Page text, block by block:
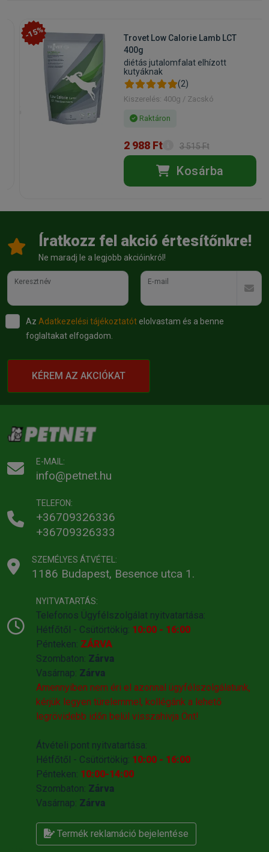
-15%
Trovet Low Calorie Lamb LCT
400g
diétás jutalomfalat elhízott
kutyáknak
(2)
Kiszerelés: 400g / Zacskó
Raktáron
2 988 Ft 3 515 Ft
Kosárba
Íratkozz fel akció értesítőnkre!
Ne maradj le a legjobb akcióinkról!
Keresztnév E-mail
Az Adatkezelési tájékoztatót elolvastam és a benne
foglaltakat elfogadom.
KÉREM AZ AKCIÓKAT
E-MAIL:
info@petnet.hu
TELEFON:
+36709326336
+36709326333
SZEMÉLYES ÁTVÉTEL:
1186 Budapest, Besence utca 1.
NYITVATARTÁS:
Telefonos Ügyfélszolgálat nyitvatartása:
Hétfőtől - Csütörtökig: 10:00 - 16:00
Pénteken: ZÁRVA
Szombaton: Zárva
Vasárnap: Zárva
Amennyiben nem éri el azonnal ügyfélszolgálatunk,
kérjük legyen türelemmel, kollégánk a lehető
legrövidebb időn belül visszahivja Önt!
Átvételi pont nyitvatartása:
Hétfőtől - Csütörtökig: 10:00 - 16:00
Pénteken: 10:00-14:00
Szombaton: Zárva
Vasárnap: Zárva
Termék reklamáció bejelentése